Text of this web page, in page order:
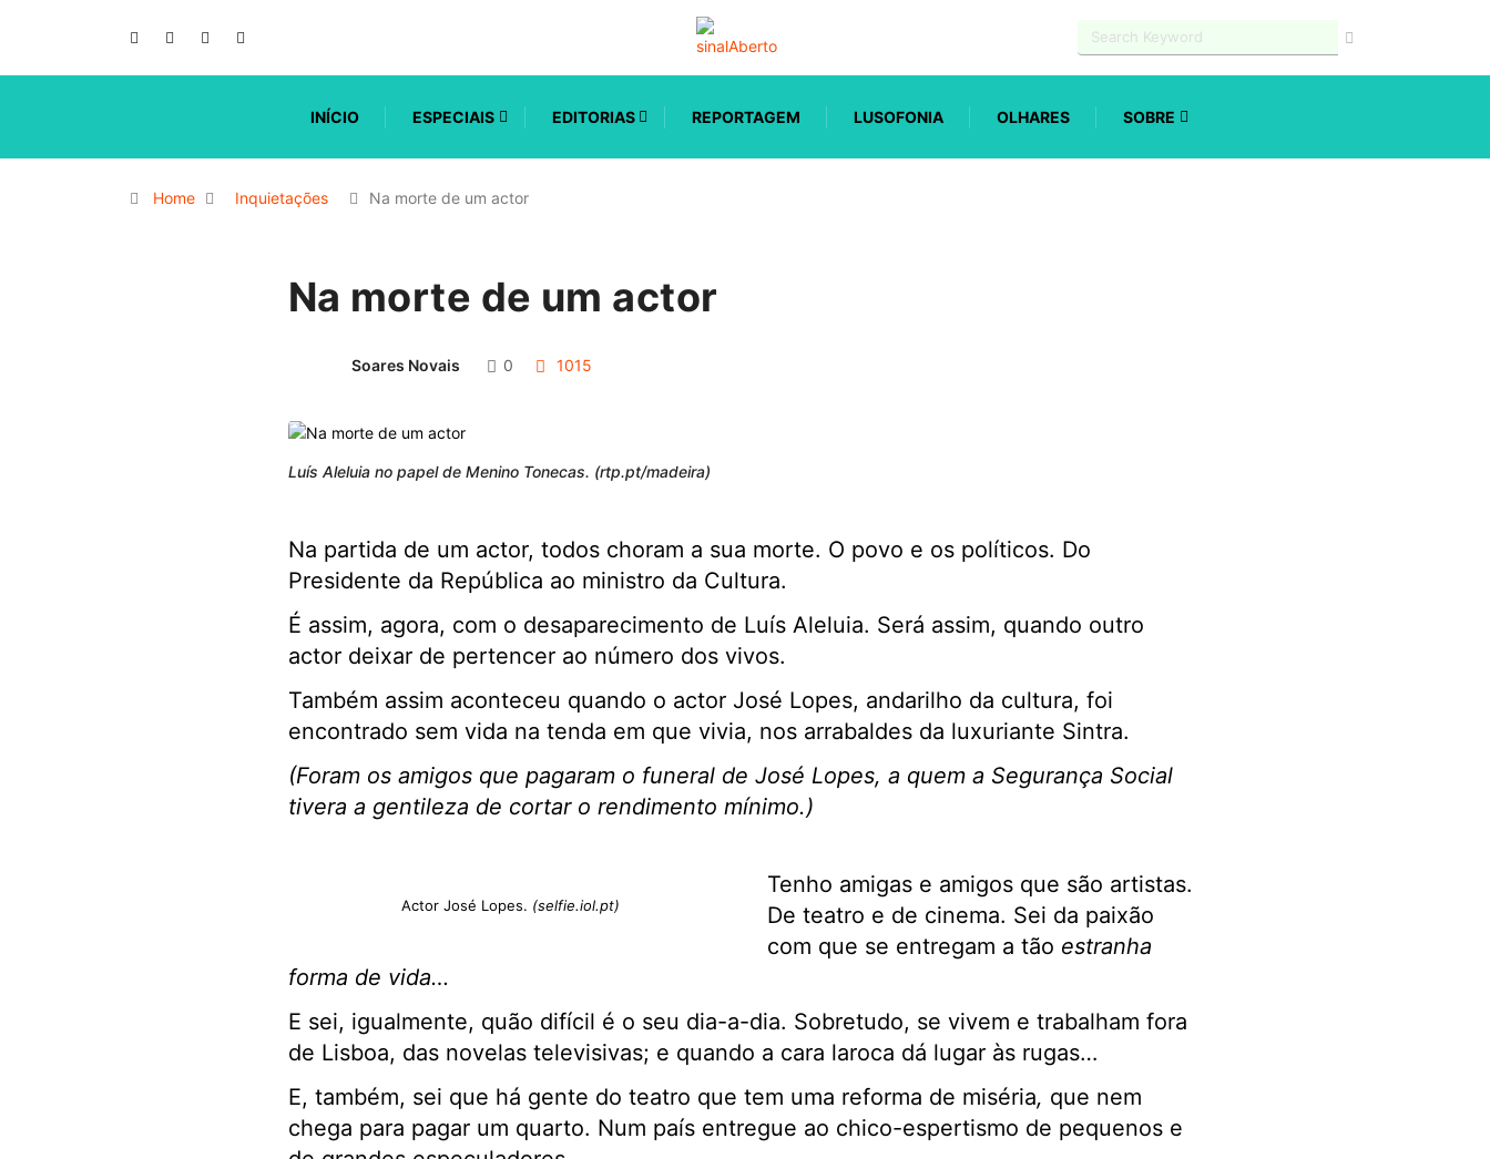
INÍCIO ESPECIAIS EDITORIAS REPORTAGEM LUSOFONIA OLHARES SOBRE
Home Inquietações Na morte de um actor
Na morte de um actor
Soares Novais 0 1015
Luís Aleluia no papel de Menino Tonecas. (rtp.pt/madeira)
Na partida de um actor, todos choram a sua morte. O povo e os políticos. Do
Presidente da República ao ministro da Cultura.
É assim, agora, com o desaparecimento de Luís Aleluia. Será assim, quando outro
actor deixar de pertencer ao número dos vivos.
Também assim aconteceu quando o actor José Lopes, andarilho da cultura, foi
encontrado sem vida na tenda em que vivia, nos arrabaldes da luxuriante Sintra.
(Foram os amigos que pagaram o funeral de José Lopes, a quem a Segurança Social
tivera a gentileza de cortar o rendimento mínimo.)
Actor José Lopes. (selfie.iol.pt)
Tenho amigas e amigos que são artistas.
De teatro e de cinema. Sei da paixão
com que se entregam a tão estranha
forma de vida…
E sei, igualmente, quão difícil é o seu dia-a-dia. Sobretudo, se vivem e trabalham fora
de Lisboa, das novelas televisivas; e quando a cara laroca dá lugar às rugas…
E, também, sei que há gente do teatro que tem uma reforma de miséria, que nem
chega para pagar um quarto. Num país entregue ao chico-espertismo de pequenos e